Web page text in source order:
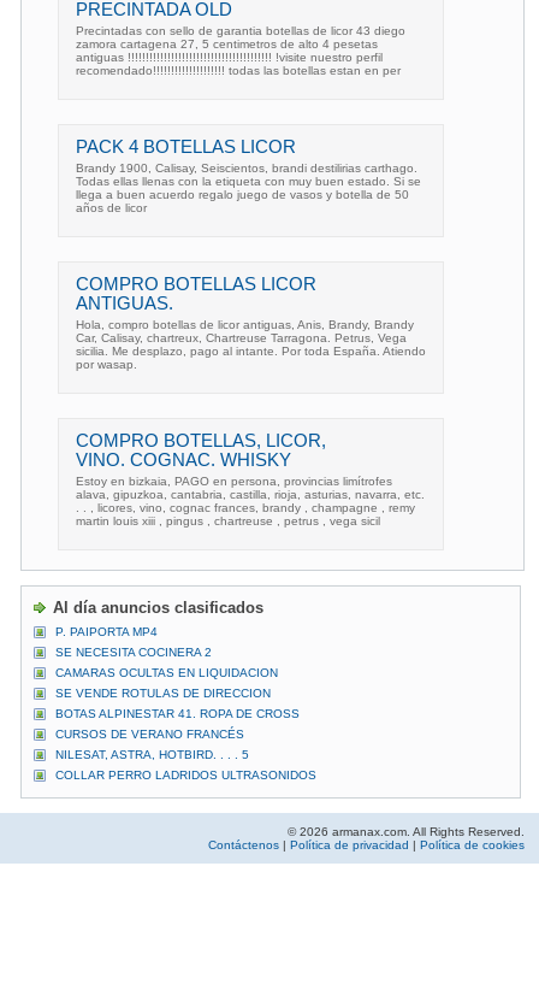
PRECINTADA OLD
Precintadas con sello de garantia botellas de licor 43 diego
zamora cartagena 27, 5 centimetros de alto 4 pesetas
antiguas !!!!!!!!!!!!!!!!!!!!!!!!!!!!!!!!!!!!!!!! !visite nuestro perfil
recomendado!!!!!!!!!!!!!!!!!!!! todas las botellas estan en per
PACK 4 BOTELLAS LICOR
Brandy 1900, Calisay, Seiscientos, brandi destilirias carthago.
Todas ellas llenas con la etiqueta con muy buen estado. Si se
llega a buen acuerdo regalo juego de vasos y botella de 50
años de licor
COMPRO BOTELLAS LICOR
ANTIGUAS.
Hola, compro botellas de licor antiguas, Anis, Brandy, Brandy
Car, Calisay, chartreux, Chartreuse Tarragona. Petrus, Vega
sicilia. Me desplazo, pago al intante. Por toda España. Atiendo
por wasap.
COMPRO BOTELLAS, LICOR,
VINO. COGNAC. WHISKY
Estoy en bizkaia, PAGO en persona, provincias limítrofes
alava, gipuzkoa, cantabria, castilla, rioja, asturias, navarra, etc.
. . , licores, vino, cognac frances, brandy , champagne , remy
martin louis xiii , pingus , chartreuse , petrus , vega sicil
Al día anuncios clasificados
P. PAIPORTA MP4
SE NECESITA COCINERA 2
CAMARAS OCULTAS EN LIQUIDACION
SE VENDE ROTULAS DE DIRECCION
BOTAS ALPINESTAR 41. ROPA DE CROSS
CURSOS DE VERANO FRANCÉS
NILESAT, ASTRA, HOTBIRD. . . . 5
COLLAR PERRO LADRIDOS ULTRASONIDOS
© 2026 armanax.com. All Rights Reserved.
Contáctenos | Política de privacidad | Política de cookies